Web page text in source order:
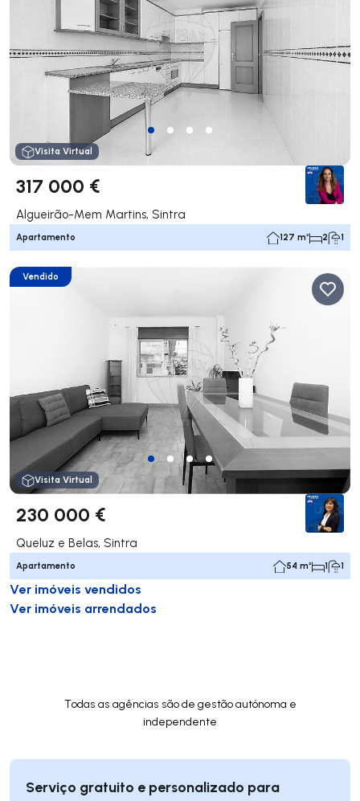
Visita Virtual
317 000 €
Algueirão-Mem Martins, Sintra
Apartamento 127 m² 2 1
Vendido
Visita Virtual
230 000 €
Queluz e Belas, Sintra
Apartamento 54 m² 1 1
Ver imóveis vendidos
Ver imóveis arrendados
Todas as agências são de gestão autónoma e
independente
Serviço gratuito e personalizado para